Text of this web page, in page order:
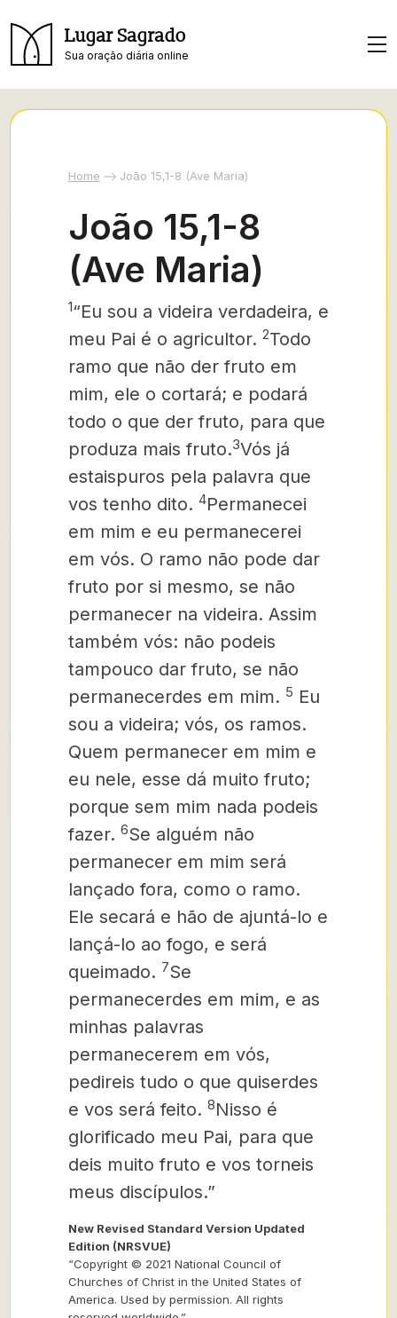
Lugar Sagrado
Sua oração diária online
Home João 15,1-8 (Ave Maria)
João 15,1-8
(Ave Maria)
1“Eu sou a videira verdadeira, e
meu Pai é o agri­cul­tor. 2Todo
ramo que não der fruto em
mim, ele o cortará; e podará
todo o que der fruto, para que
produza mais fruto.3Vós já
estaispuros pela palavra que
vos tenho dito. 4Permanecei
em mim e eu permanecerei
em vós. O ramo não pode dar
fruto por si mesmo, se não
permanecer na videira. Assim
também vós: não podeis
tampouco dar fruto, se não
permanecerdes em mim. 5 Eu
sou a videira; vós, os ramos.
Quem permanecer em mim e
eu nele, esse dá muito fruto;
porque sem mim nada podeis
fazer. 6Se alguém não
permanecer em mim será
lançado fora, como o ramo.
Ele secará e hão de ajuntá-lo e
lançá-lo ao fogo, e será
queimado. 7Se
permanecerdes em mim, e as
minhas palavras
permanecerem em vós,
pedireis tudo o que quiserdes
e vos será feito. 8Nisso é
glorificado meu Pai, para que
deis muito fruto e vos torneis
meus discípulos.”
New Revised Standard Version Updated
Edition (NRSVUE)
“Copyright © 2021 National Council of
Churches of Christ in the United States of
America. Used by permission. All rights